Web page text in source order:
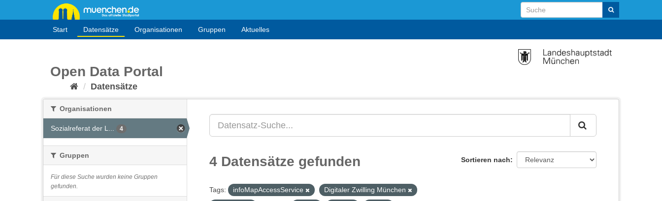
Start Datensätze Organisationen Gruppen Aktuelles
Open Data Portal
Datensätze
Organisationen
Sozialreferat der L... 4
Gruppen
Für diese Suche wurden keine Gruppen
gefunden.
Sortieren nach
4 Datensätze gefunden
Tags: infoMapAccessService
Digitaler Zwilling München